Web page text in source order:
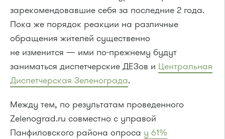
зарекомендовавшие себя за последние 2 года.
Пока же порядок реакции на различные
обращения жителей существенно
не изменится — ими по-прежнему будут
заниматься диспетчерские ДЕЗов и Центральная
Диспетчерская Зеленограда.
Между тем, по результатам проведенного
Zelenograd.ru совместно с управой
Панфиловского района опроса у 61%